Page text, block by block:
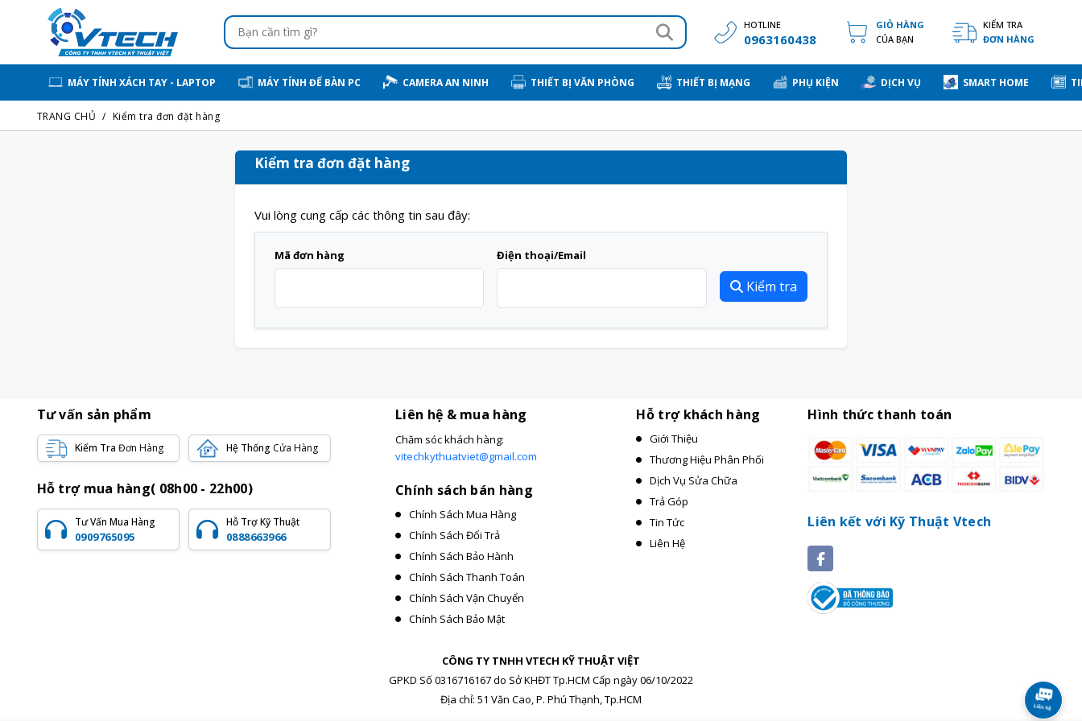
HOTLINE
0963160438
GIỎ HÀNG
CỦA BẠN
KIỂM TRA
ĐƠN HÀNG
MÁY TÍNH XÁCH TAY - LAPTOP MÁY TÍNH ĐỂ BÀN PC CAMERA AN NINH THIẾT BỊ VĂN PHÒNG THIẾT BỊ MẠNG PHỤ KIỆN DỊCH VỤ SMART HOME
TRANG CHỦ Kiểm tra đơn đặt hàng
Kiểm tra đơn đặt hàng
Vui lòng cung cấp các thông tin sau đây:
Mã đơn hàng Điện thoại/Email
Kiểm tra
Tư vấn sản phẩm
Kiểm Tra Đơn Hàng Hệ Thống Cửa Hàng
Hỗ trợ mua hàng( 08h00 - 22h00)
Tư Vấn Mua Hàng
0909765095
Hỗ Trợ Kỹ Thuật
0888663966
Liên hệ & mua hàng
Chăm sóc khách hàng:
vitechkythuatviet@gmail.com
Chính sách bán hàng
Chính Sách Mua Hàng
Chính Sách Đổi Trả
Chính Sách Bảo Hành
Chính Sách Thanh Toán
Chính Sách Vận Chuyển
Chính Sách Bảo Mật
Hỗ trợ khách hàng
Giới Thiệu
Thương Hiệu Phân Phối
Dịch Vụ Sửa Chữa
Trả Góp
Tin Tức
Liên Hệ
Hình thức thanh toán
Liên kết với Kỹ Thuật Vtech
CÔNG TY TNHH VTECH KỸ THUẬT VIỆT
GPKD Số 0316716167 do Sở KHĐT Tp.HCM Cấp ngày 06/10/2022
Địa chỉ: 51 Văn Cao, P. Phú Thạnh, Tp.HCM